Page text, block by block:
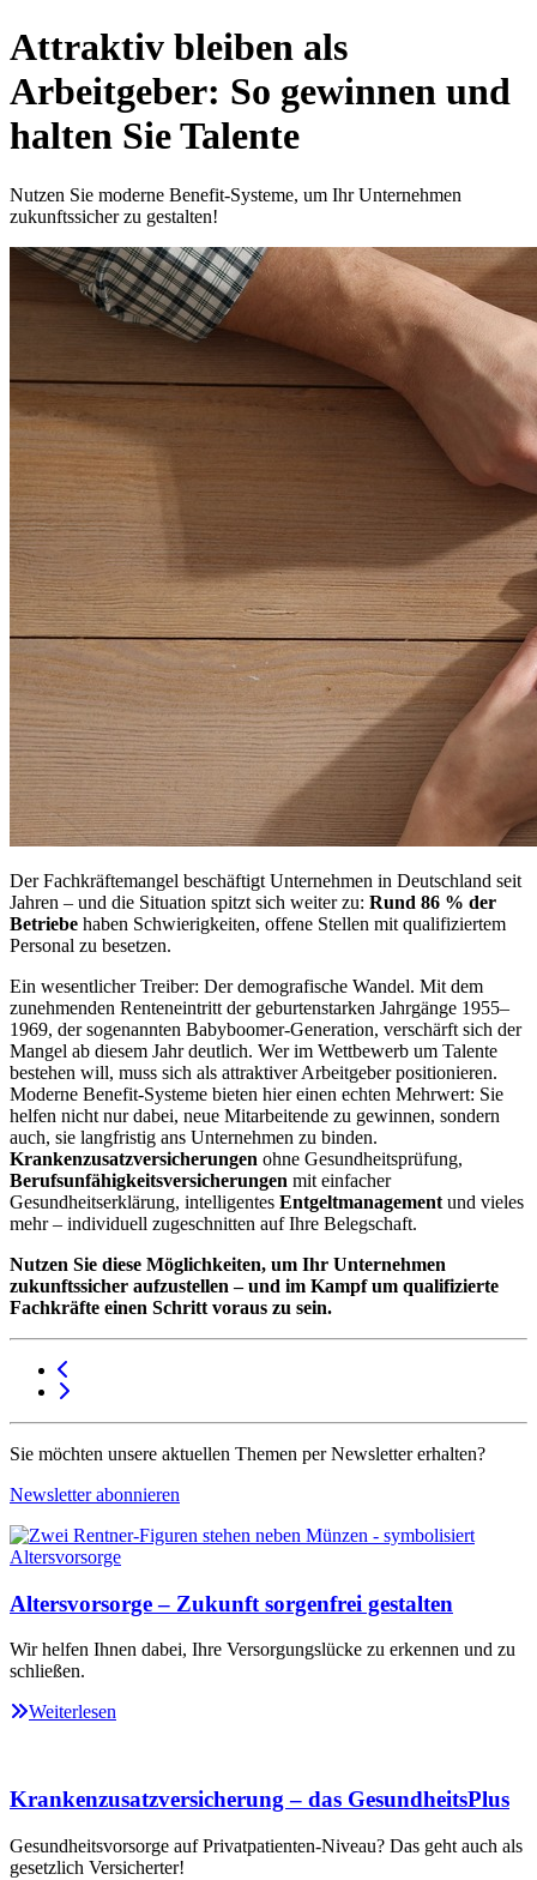
Attraktiv bleiben als
Arbeitgeber: So gewinnen und
halten Sie Talente
Nutzen Sie moderne Benefit-Systeme, um Ihr Unternehmen
zukunftssicher zu gestalten!
Der Fachkräftemangel beschäftigt Unternehmen in Deutschland seit
Jahren – und die Situation spitzt sich weiter zu: Rund 86 % der
Betriebe haben Schwierigkeiten, offene Stellen mit qualifiziertem
Personal zu besetzen.
Ein wesentlicher Treiber: Der demografische Wandel. Mit dem
zunehmenden Renteneintritt der geburtenstarken Jahrgänge 1955–
1969, der sogenannten Babyboomer-Generation, verschärft sich der
Mangel ab diesem Jahr deutlich. Wer im Wettbewerb um Talente
bestehen will, muss sich als attraktiver Arbeitgeber positionieren.
Moderne Benefit-Systeme bieten hier einen echten Mehrwert: Sie
helfen nicht nur dabei, neue Mitarbeitende zu gewinnen, sondern
auch, sie langfristig ans Unternehmen zu binden.
Krankenzusatzversicherungen ohne Gesundheitsprüfung,
Berufsunfähigkeitsversicherungen mit einfacher
Gesundheitserklärung, intelligentes Entgeltmanagement und vieles
mehr – individuell zugeschnitten auf Ihre Belegschaft.
Nutzen Sie diese Möglichkeiten, um Ihr Unternehmen
zukunftssicher aufzustellen – und im Kampf um qualifizierte
Fachkräfte einen Schritt voraus zu sein.
Sie möchten unsere aktuellen Themen per Newsletter erhalten?
Newsletter abonnieren
Altersvorsorge – Zukunft sorgenfrei gestalten
Wir helfen Ihnen dabei, Ihre Versorgungslücke zu erkennen und zu
schließen.
Weiterlesen
Krankenzusatzversicherung – das GesundheitsPlus
Gesundheitsvorsorge auf Privatpatienten-Niveau? Das geht auch als
gesetzlich Versicherter!